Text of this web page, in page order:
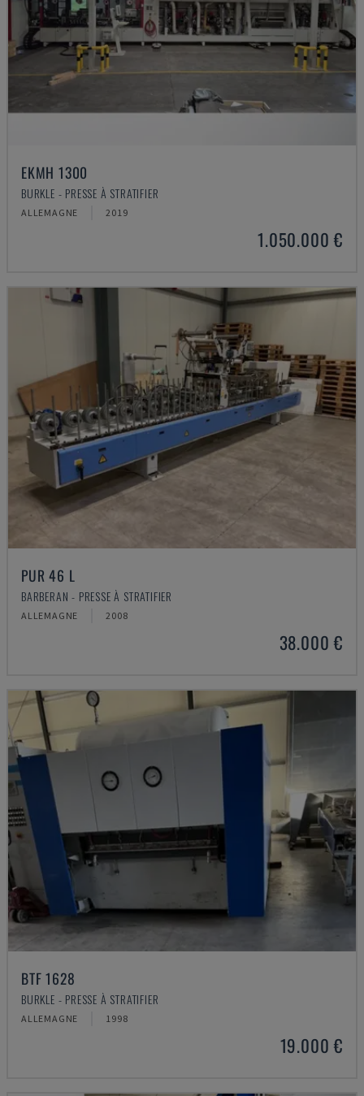
EKMH 1300
BURKLE - PRESSE À STRATIFIER
ALLEMAGNE 2019
1.050.000 €
PUR 46 L
BARBERAN - PRESSE À STRATIFIER
ALLEMAGNE 2008
38.000 €
BTF 1628
BURKLE - PRESSE À STRATIFIER
ALLEMAGNE 1998
19.000 €